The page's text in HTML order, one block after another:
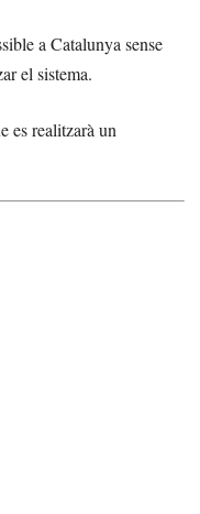
a Catalunya sense
el sistema.
es realitzarà un